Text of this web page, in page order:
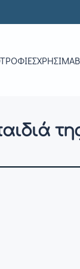
ΧΡΗΣΙΜΑ